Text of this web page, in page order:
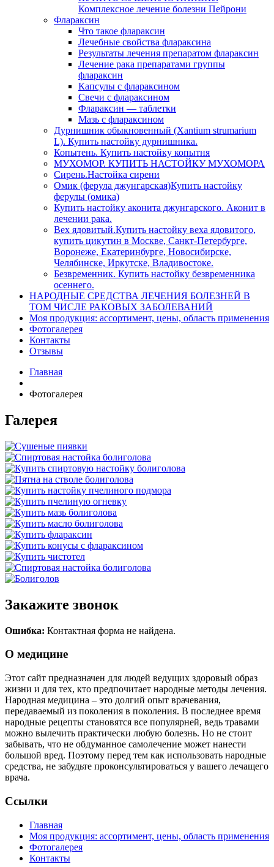
Комплексное лечение болезни Пейрони
Флараксин
Что такое флараксин
Лечебные свойства флараксина
Результаты лечения препаратом флараксин
Лечение рака препаратами группы
флараксин
Капсулы с флараксином
Свечи с флараксином
Флараксин — таблетки
Мазь с флараксином
Дурнишник обыкновенный (Xantium strumarium
L). Купить настойку дурнишника.
Копытень. Купить настойку копытня
МУХОМОР. КУПИТЬ НАСТОЙКУ МУХОМОРА
Сирень.Настойка сирени
Омик (ферула джунгарская)Купить настойку
ферулы (омика)
Купить настойку аконита джунгарского. Аконит в
лечении рака.
Вех ядовитый.Купить настойку веха ядовитого,
купить цикутин в Москве, Санкт-Петербурге,
Воронеже, Екатеринбурге, Новосибирске,
Челябинске, Иркутске, Владивостоке.
Безвременник. Купить настойку безвременника
осеннего.
НАРОДНЫЕ СРЕДСТВА ЛЕЧЕНИЯ БОЛЕЗНЕЙ В
ТОМ ЧИСЛЕ РАКОВЫХ ЗАБОЛЕВАНИЙ
Моя продукция: ассортимент, цены, область применения
Фотогалерея
Контакты
Отзывы
Главная
Фотогалерея
Галерея
Закажите звонок
Ошибка: Контактная форма не найдена.
О медицине
Этот сайт предназначен для людей ведущих здоровый образ
жизни и для тех, кто предпочитает народные методы лечения.
Народная медицина – это долгий опыт врачевания,
передаваемый из поколения в поколения. В последнее время
народные рецепты становятся все популярней, ведь травами
можно вылечить практически любую болезнь. Но не стоит
забывать, что не обдуманное самолечение может нанести
большой вред. Поэтому перед тем как использовать народные
средства, не забудьте проконсультироваться у вашего лечащего
врача.
Ссылки
Главная
Моя продукция: ассортимент, цены, область применения
Фотогалерея
Контакты